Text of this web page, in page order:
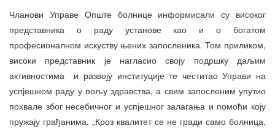
Чланови Управе Опште болнице информисали су високог
представника о раду установе као и о богатом
професионалном искуству њених запосленика. Том приликом,
високи представник је нагласио своју подршку даљим
активностима и развоју институције те честитао Управи на
успјешном раду у пољу здравства, а свим запосленим упутио
похвале због несебичног и успјешног залагања и помоћи коју
пружају грађанима. „Кроз квалитет се не гради само болница,